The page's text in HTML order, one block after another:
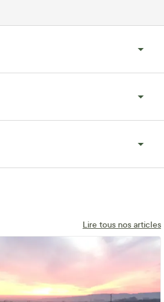
Lire tous nos articles